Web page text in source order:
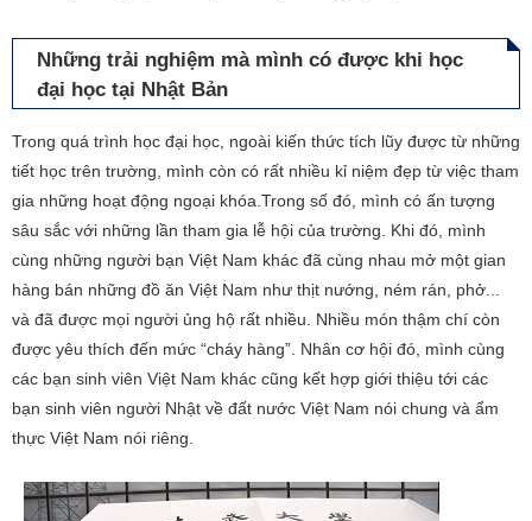
Những trải nghiệm mà mình có được khi học
đại học tại Nhật Bản
Trong quá trình học đại học, ngoài kiến thức tích lũy được từ những
tiết học trên trường, mình còn có rất nhiều kỉ niệm đẹp từ việc tham
gia những hoạt động ngoại khóa.Trong số đó, mình có ấn tượng
sâu sắc với những lần tham gia lễ hội của trường. Khi đó, mình
cùng những người bạn Việt Nam khác đã cùng nhau mở một gian
hàng bán những đồ ăn Việt Nam như thịt nướng, ném rán, phở...
và đã được mọi người ủng hộ rất nhiều. Nhiều món thậm chí còn
được yêu thích đến mức “cháy hàng”. Nhân cơ hội đó, mình cùng
các bạn sinh viên Việt Nam khác cũng kết hợp giới thiệu tới các
bạn sinh viên người Nhật về đất nước Việt Nam nói chung và ẩm
thực Việt Nam nói riêng.